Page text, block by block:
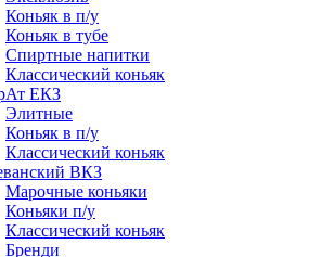
Коньяк в п/у
Коньяк в тубе
Спиртные напитки
Классический коньяк
ЕКЗ
Элитные
Коньяк в п/у
Классический коньяк
ВКЗ
Марочные коньяки
Коньяки п/у
Классический коньяк
Бренди